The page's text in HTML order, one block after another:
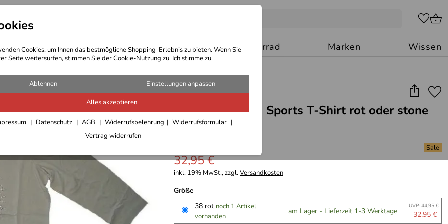
Cookies, um Ihnen das bestmögliche Shopping-Erlebnis zu bieten. Wenn Sie
Seite weitersurfen, stimmen Sie der Cookie-Nutzung zu. Ich stimme zu.
Ablehnen Einstellungen anpassen
Alles akzeptieren
Datenschutz AGB Widerrufsbelehrung
Widerrufsformular
Vertrag widerrufen
Bekleidung Outdoor Ausrüstung Motorrad Marken Wissen
Canyon Women Sports T-Shirt rot oder stone
mit Glitzerdruck
32,95 €
inkl. 19% MwSt., zzgl.Versandkosten
Größe
38 rot noch 1 Artikel
vorhanden
am Lager - Lieferzeit 1-3 Werktage UVP: 44,95 €
32,95 €